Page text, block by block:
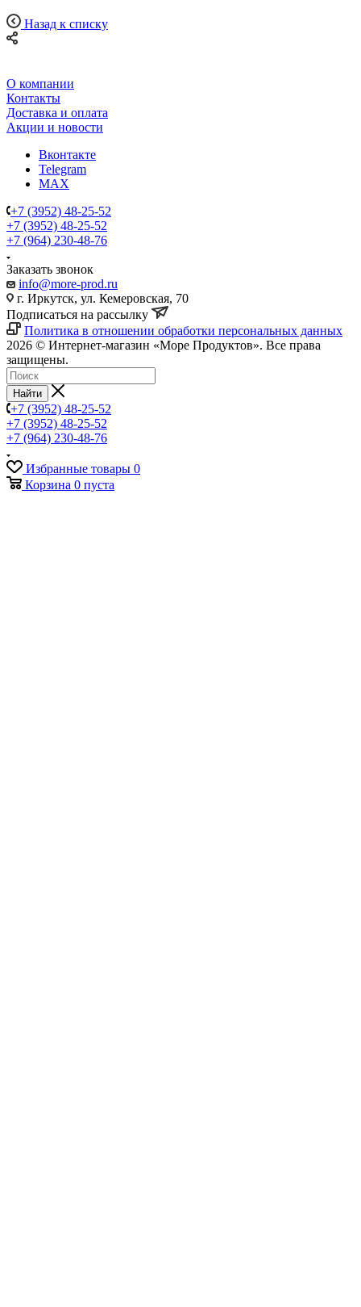
Назад к списку
О компании
Контакты
Доставка и оплата
Акции и новости
Вконтакте
Telegram
MAX
+7 (3952) 48-25-52
+7 (3952) 48-25-52
+7 (964) 230-48-76
Заказать звонок
info@more-prod.ru
г. Иркутск, ул. Кемеровская, 70
Подписаться на рассылку
Политика в отношении обработки персональных данных
2026 © Интернет-магазин «Море Продуктов». Все права
защищены.
Найти
+7 (3952) 48-25-52
+7 (3952) 48-25-52
+7 (964) 230-48-76
Избранные товары 0
Корзина 0 пуста